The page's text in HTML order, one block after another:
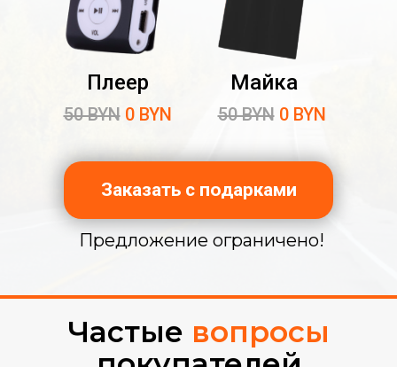
50 BYN 0 BYN
Плеер
50 BYN 0 BYN
Предложение ограничено!
Майка
Заказать с подарками
Частые вопросы